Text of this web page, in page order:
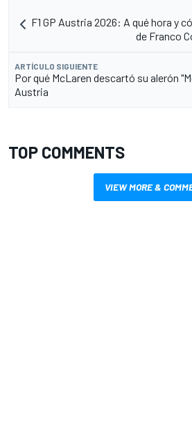
F1 GP Austria 2026: A qué hora y
de Franco
ARTÍCULO SIGUIENTE
Por qué McLaren descartó su alerón
Austria
TOP COMMENTS
VIEW MORE &